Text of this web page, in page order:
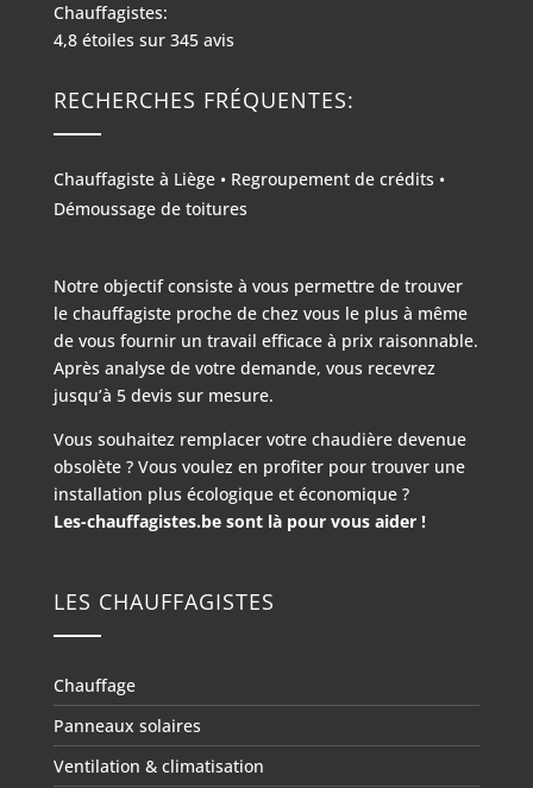
Chauffagistes:
4,8étoiles sur 345avis
RECHERCHES FRÉQUENTES:
Chauffagiste à Liège• Regroupement de crédits •
Démoussage de toitures
Notre objectif consiste à vous permettre de trouver
le chauffagiste proche de chez vous le plus à même
de vous fournir un travail efficace à prix raisonnable.
Après analyse de votre demande, vous recevrez
jusqu’à 5 devis sur mesure.
Vous souhaitez remplacer votre chaudière devenue
obsolète ? Vous voulez en profiter pour trouver une
installation plus écologique et économique ?
Les-chauffagistes.be sont là pour vous aider !
LES CHAUFFAGISTES
Chauffage
Panneaux solaires
Ventilation & climatisation